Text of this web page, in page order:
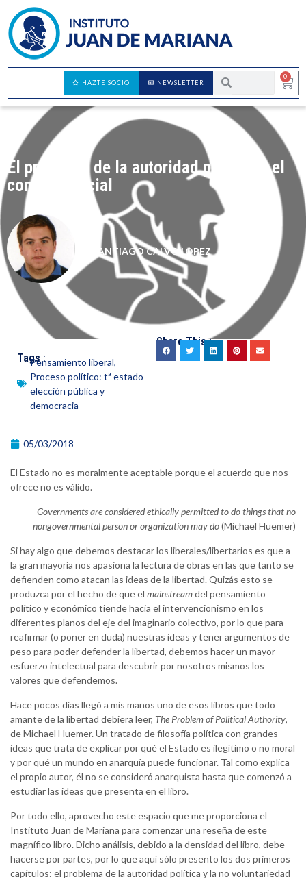
0
NEWSLETTER
HAZTE SOCIO
El problema de la autoridad política y el
contrato social
SANTIAGO CALVO LÓPEZ
Tags :
Pensamiento liberal,
Proceso político: tª estado
elección pública y
democracia
Share This :
05/03/2018
El Estado no es moralmente aceptable porque el acuerdo que nos
ofrece no es válido.
Governments are considered ethically permitted to do things that no
nongovernmental person or organization may do(Michael Huemer)
Si hay algo que debemos destacar los liberales/libertarios es que a
la gran mayoría nos apasiona la lectura de obras en las que tanto se
defienden como atacan las ideas de la libertad. Quizás esto se
produzca por el hecho de que el mainstreamdel pensamiento
político y económico tiende hacia el intervencionismo en los
diferentes planos del eje del imaginario colectivo, por lo que para
reafirmar (o poner en duda) nuestras ideas y tener argumentos de
peso para poder defender la libertad, debemos hacer un mayor
esfuerzo intelectual para descubrir por nosotros mismos los
valores que defendemos.
Hace pocos días llegó a mis manos uno de esos libros que todo
amante de la libertad debiera leer, The Problem of Political Authority,
de Michael Huemer. Un tratado de filosofía política con grandes
ideas que trata de explicar por qué el Estado es ilegítimo o no moral
y por qué un mundo en anarquía puede funcionar. Tal como explica
el propio autor, él no se consideró anarquista hasta que comenzó a
estudiar las ideas que presenta en el libro.
Por todo ello, aprovecho este espacio que me proporciona el
Instituto Juan de Mariana para comenzar una reseña de este
magnífico libro. Dicho análisis, debido a la densidad del libro, debe
hacerse por partes, por lo que aquí sólo presento los dos primeros
capítulos: el problema de la autoridad política y la no voluntariedad